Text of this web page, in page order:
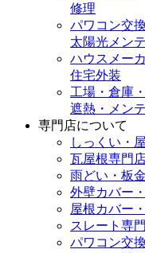
修理
パワコン交換
太陽光メン
ハウスメー
住宅外装
工場・倉庫
遮熱・メン
専門店について
しっくい・
瓦屋根専門
雨どい・板
外壁カバー
屋根カバー
スレート専
パワコン交